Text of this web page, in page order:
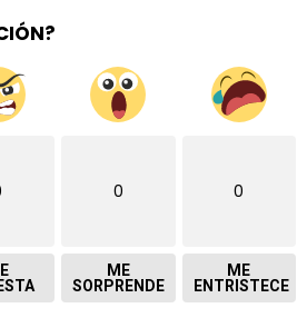
0
ME
SORPRENDE
0
ME
ENTRISTECE